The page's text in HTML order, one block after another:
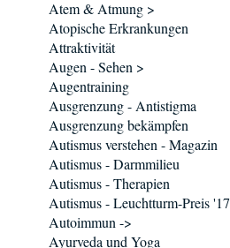
Atem & Atmung >
Atopische Erkrankungen
Attraktivität
Augen - Sehen >
Augentraining
Ausgrenzung - Antistigma
Ausgrenzung bekämpfen
Autismus verstehen - Magazin
Autismus - Darmmilieu
Autismus - Therapien
Autismus - Leuchtturm-Preis '17
Autoimmun ->
Ayurveda und Yoga